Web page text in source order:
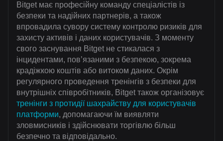
Bitget має професійну команду спеціалістів із
безпеки та надійних партнерів, а також
впровадила сувору систему контролю ризиків для
захисту активів і даних користувачів. З моменту
свого заснування Bitget не стикалася з
інцидентами, пов’язаними з безпекою, зокрема
крадіжкою коштів або витоком даних. Окрім
регулярного проведення тренінгів з безпеки для
внутрішніх співробітників, Bitget також організовує
тренінги з протидії шахрайству для користувачів
платформи, допомагаючи їм виявляти
зловмисників і здійснювати торгівлю більш
безпечно та відповідально.